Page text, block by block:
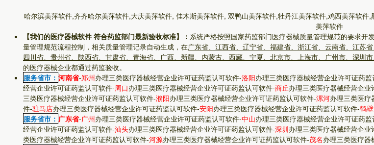
哈尔滨美萍软件,齐齐哈尔美萍软件,大庆美萍软件, 佳木斯美萍软件, 双鸭山美萍软件,牡丹江美萍软件,鸡西美萍软
美萍软件
【我们的医疗器械软件 符合药监部门最新验收标准】： 系统严格按照国家药监部门医疗器械质量管理规范的要求
量管理规范流程控制，相关质量管理记录自动生成，在广东省、江西省、辽宁省、福建省、浙江省、云南省、江苏
四川省、贵州省、陕西省、甘肃省、青海省、广西、新疆、内蒙古、西藏、宁夏、北京市、上海市、广州市、深圳
的医疗器械企业都通过药监验收。
服务省市： 河南省-郑州办理三类医疗器械经营企业许可证药监认可软件-洛阳办理三类医疗器械经营企业许可证药
经营企业许可证药监认可软件-周口办理三类医疗器械经营企业许可证药监认可软件-商丘办理三类医疗器械经营企
三类医疗器械经营企业许可证药监认可软件-濮阳办理三类医疗器械经营企业许可证药监认可软件-漯河办理三类医疗
件-驻马店办理三类医疗器械经营企业许可证药监认可软件-安阳办理三类医疗器械经营企业许可证药监认可软件-鹤壁
服务省市： 广东省-广州办理三类医疗器械经营企业许可证药监认可软件-中山办理三类医疗器械经营企业许可证药
经营企业许可证药监认可软件-汕头办理三类医疗器械经营企业许可证药监认可软件-深圳办理三类医疗器械经营企
类医疗器械经营企业许可证药监认可软件-河源办理三类医疗器械经营企业许可证药监认可软件-茂名办理三类医疗